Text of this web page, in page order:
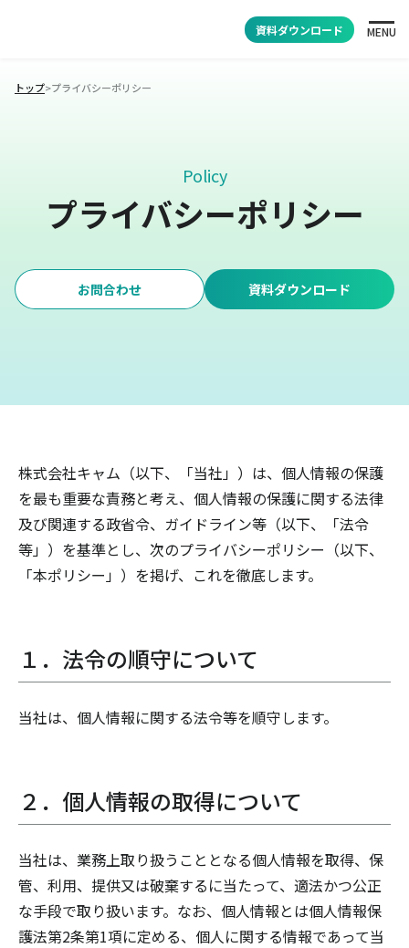
資料ダウンロード MENU
トップ>プライバシーポリシー
Policy
プライバシーポリシー
お問合わせ 資料ダウンロード
株式会社キャム（以下、「当社」）は、個人情報の保護
を最も重要な責務と考え、個人情報の保護に関する法律
及び関連する政省令、ガイドライン等（以下、「法令
等」）を基準とし、次のプライバシーポリシー（以下、
「本ポリシー」）を掲げ、これを徹底します。
１．法令の順守について
当社は、個人情報に関する法令等を順守します。
２．個人情報の取得について
当社は、業務上取り扱うこととなる個人情報を取得、保
管、利用、提供又は破棄するに当たって、適法かつ公正
な手段で取り扱います。なお、個人情報とは個人情報保
護法第2条第1項に定める、個人に関する情報であって当